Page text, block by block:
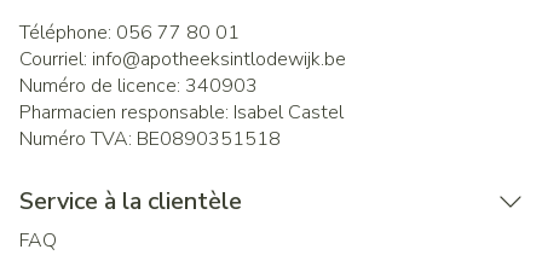
Téléphone: 056 77 80 01
Courriel: info@apotheeksintlodewijk.be
Numéro de licence: 340903
Pharmacien responsable: Isabel Castel
Numéro TVA: BE0890351518
Service à la clientèle
FAQ